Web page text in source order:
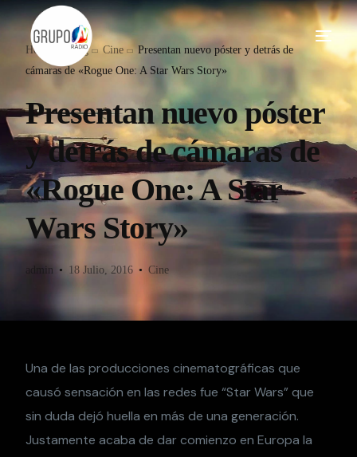
Home Blog Cine
Presentan nuevo póster y detrás de
cámaras de «Rogue One: A Star Wars Story»
Presentan nuevo póster
y detrás de cámaras de
«Rogue One: A Star
Wars Story»
admin 18 Julio, 2016 Cine
Una de las producciones cinematográficas que
causó sensación en las redes fue “Star Wars” que
sin duda dejó huella en más de una generación.
Justamente acaba de dar comienzo en Europa la